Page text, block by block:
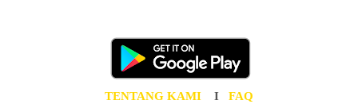
TENTANG KAMI I FAQ